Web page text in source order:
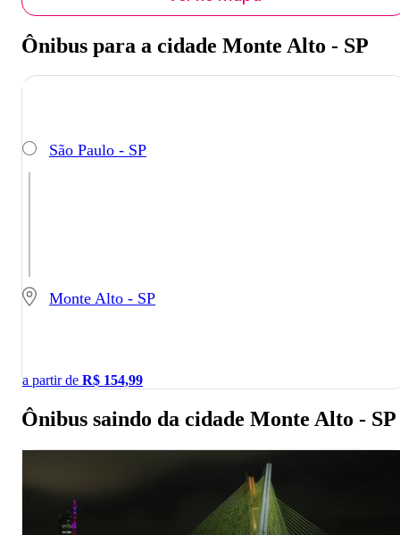
Ônibus para a cidade Monte Alto - SP
São Paulo - SP
Monte Alto - SP
a partir de R$ 154,99
Ônibus saindo da cidade Monte Alto - SP